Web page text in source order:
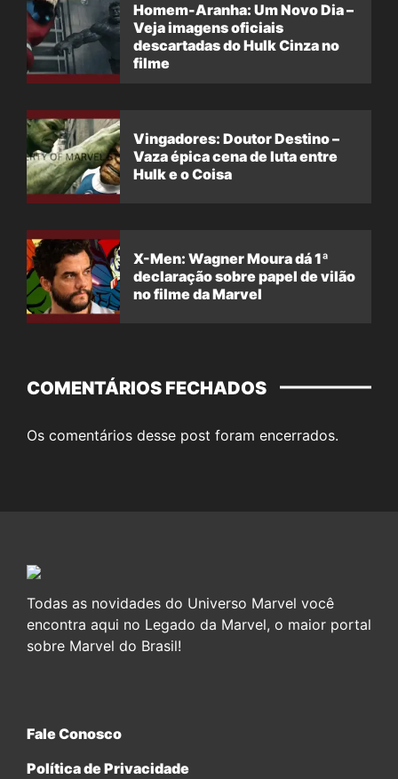
Homem-Aranha: Um Novo Dia –
Veja imagens oficiais
descartadas do Hulk Cinza no
filme
Vingadores: Doutor Destino –
Vaza épica cena de luta entre
Hulk e o Coisa
X-Men: Wagner Moura dá 1ª
declaração sobre papel de vilão
no filme da Marvel
COMENTÁRIOS FECHADOS
Os comentários desse post foram encerrados.
Todas as novidades do Universo Marvel você
encontra aqui no Legado da Marvel, o maior portal
sobre Marvel do Brasil!
Fale Conosco
Política de Privacidade